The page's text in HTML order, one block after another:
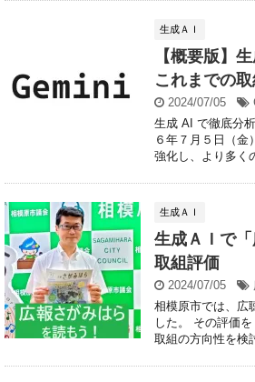
生成ＡＩ
【概要版】
これまでの
2024/07/05
生成 AI で徹底分
６年７月５日（
強化し、より多く
生成ＡＩ
生成ＡＩで
取組評価
2024/07/05
相模原市では、広
した。 その評価
取組の方向性を検